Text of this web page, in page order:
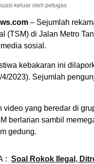
keluar oleh petugas
– Sejumlah
(TSM) di Jalan Metro
sosial.
kebakaran ini
2023). Sejumlah
video yang beredar di
berlarian sambil
gedung.
: Soal Rokok Ilegal,